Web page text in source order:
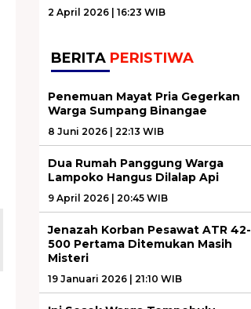
2 April 2026 | 16:23 WIB
BERITA PERISTIWA
Penemuan Mayat Pria Gegerkan
Warga Sumpang Binangae
8 Juni 2026 | 22:13 WIB
Dua Rumah Panggung Warga
Lampoko Hangus Dilalap Api
9 April 2026 | 20:45 WIB
Jenazah Korban Pesawat ATR 42-
500 Pertama Ditemukan Masih
Misteri
19 Januari 2026 | 21:10 WIB